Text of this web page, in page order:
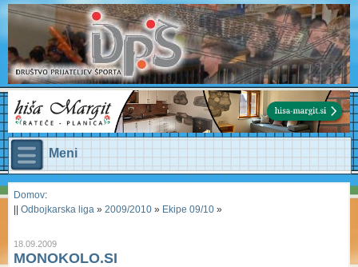
Meni
Domov:
Odbojkarska liga » 2009/2010 » Ekipe 09/10 »
18.09.2009
MONOKOLO.SI